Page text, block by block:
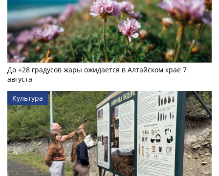
До +28 градусов жары ожидается в Алтайском крае 7
августа
Культура